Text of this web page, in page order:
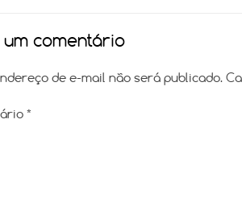
um comentário
de e-mail não será publicado.
*